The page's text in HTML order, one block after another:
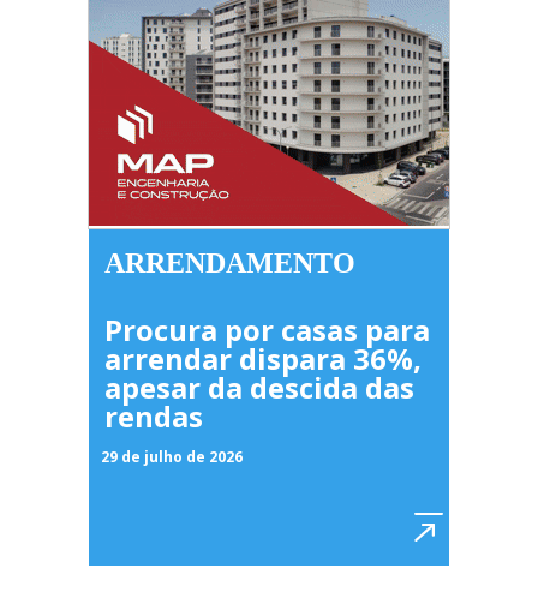
ARRENDAMENTO
Procura por casas para
arrendar dispara 36%,
apesar da descida das
rendas
29 de julho de 2026